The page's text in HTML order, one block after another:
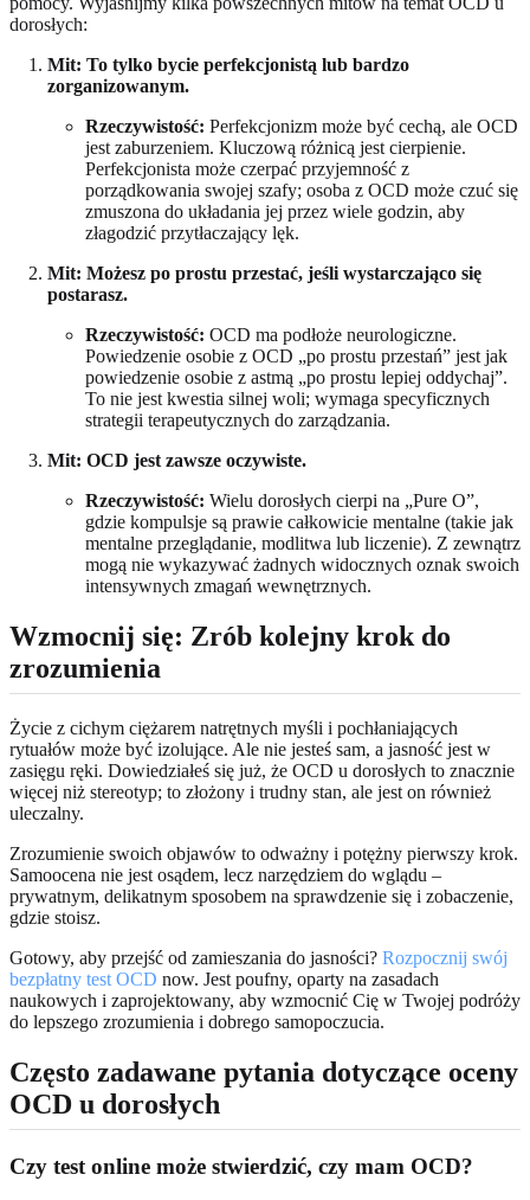
dorosłych:
Mit: To tylko bycie perfekcjonistą lub bardzo
zorganizowanym.
Rzeczywistość: Perfekcjonizm może być cechą, ale OCD
jest zaburzeniem. Kluczową różnicą jest cierpienie.
Perfekcjonista może czerpać przyjemność z
porządkowania swojej szafy; osoba z OCD może czuć się
zmuszona do układania jej przez wiele godzin, aby
złagodzić przytłaczający lęk.
Mit: Możesz po prostu przestać, jeśli wystarczająco się
postarasz.
Rzeczywistość: OCD ma podłoże neurologiczne.
Powiedzenie osobie z OCD „po prostu przestań” jest jak
powiedzenie osobie z astmą „po prostu lepiej oddychaj”.
To nie jest kwestia silnej woli; wymaga specyficznych
strategii terapeutycznych do zarządzania.
Mit: OCD jest zawsze oczywiste.
Rzeczywistość: Wielu dorosłych cierpi na „Pure O”,
gdzie kompulsje są prawie całkowicie mentalne (takie jak
mentalne przeglądanie, modlitwa lub liczenie). Z zewnątrz
mogą nie wykazywać żadnych widocznych oznak swoich
intensywnych zmagań wewnętrznych.
Wzmocnij się: Zrób kolejny krok do
zrozumienia
Życie z cichym ciężarem natrętnych myśli i pochłaniających
rytuałów może być izolujące. Ale nie jesteś sam, a jasność jest w
zasięgu ręki. Dowiedziałeś się już, że OCD u dorosłych to znacznie
więcej niż stereotyp; to złożony i trudny stan, ale jest on również
uleczalny.
Zrozumienie swoich objawów to odważny i potężny pierwszy krok.
Samoocena nie jest osądem, lecz narzędziem do wglądu –
prywatnym, delikatnym sposobem na sprawdzenie się i zobaczenie,
gdzie stoisz.
Gotowy, aby przejść od zamieszania do jasności? Rozpocznij swój
bezpłatny test OCD now. Jest poufny, oparty na zasadach
naukowych i zaprojektowany, aby wzmocnić Cię w Twojej podróży
do lepszego zrozumienia i dobrego samopoczucia.
Często zadawane pytania dotyczące oceny
OCD u dorosłych
Czy test online może stwierdzić, czy mam OCD?